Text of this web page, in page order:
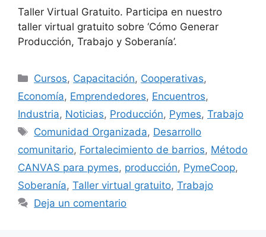
Taller Virtual Gratuito. Participa en nuestro
taller virtual gratuito sobre ‘Cómo Generar
Producción, Trabajo y Soberanía’.
Cursos, Capacitación, Cooperativas,
Economía, Emprendedores, Encuentros,
Industria, Noticias, Producción, Pymes, Trabajo
Comunidad Organizada, Desarrollo
comunitario, Fortalecimiento de barrios, Método
CANVAS para pymes, producción, PymeCoop,
Soberanía, Taller virtual gratuito, Trabajo
Deja un comentario